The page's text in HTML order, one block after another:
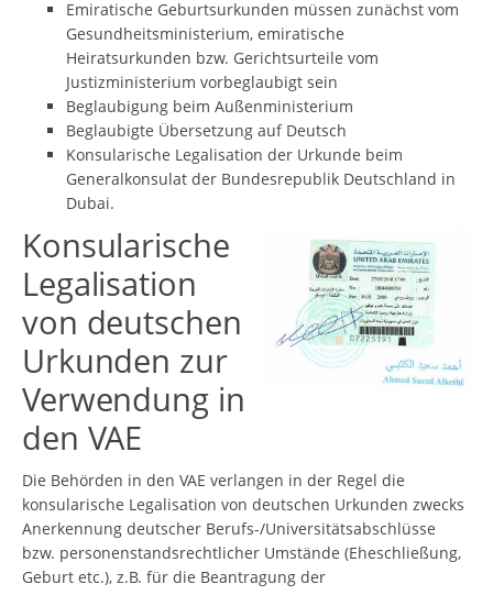
Emiratische Geburtsurkunden müssen zunächst vom
Gesundheitsministerium, emiratische
Heiratsurkunden bzw. Gerichtsurteile vom
Justizministerium vorbeglaubigt sein
Beglaubigung beim Außenministerium
Beglaubigte Übersetzung auf Deutsch
Konsularische Legalisation der Urkunde beim
Generalkonsulat der Bundesrepublik Deutschland in
Dubai.
Konsularische
Legalisation
von deutschen
Urkunden zur
Verwendung in
den VAE
Die Behörden in den VAE verlangen in der Regel die
konsularische Legalisation von deutschen Urkunden zwecks
Anerkennung deutscher Berufs-/Universitätsabschlüsse
bzw. personenstandsrechtlicher Umstände (Eheschließung,
Geburt etc.), z.B. für die Beantragung der